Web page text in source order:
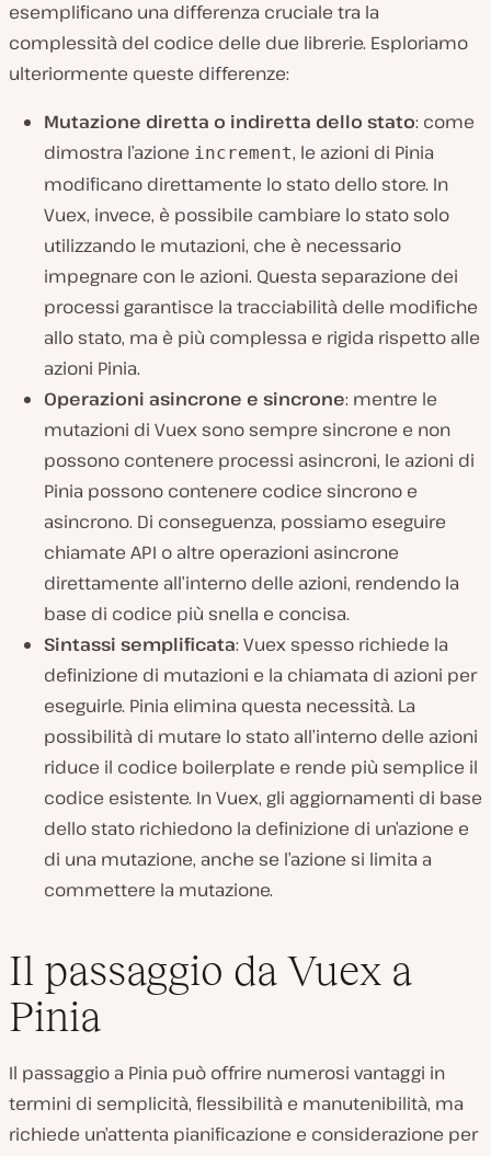
esemplificano una differenza cruciale tra la
complessità del codice delle due librerie. Esploriamo
ulteriormente queste differenze:
Mutazione diretta o indiretta dello stato: come
dimostra l’azione increment, le azioni di Pinia
modificano direttamente lo stato dello store. In
Vuex, invece, è possibile cambiare lo stato solo
utilizzando le mutazioni, che è necessario
impegnare con le azioni. Questa separazione dei
processi garantisce la tracciabilità delle modifiche
allo stato, ma è più complessa e rigida rispetto alle
azioni Pinia.
Operazioni asincrone e sincrone: mentre le
mutazioni di Vuex sono sempre sincrone e non
possono contenere processi asincroni, le azioni di
Pinia possono contenere codice sincrono e
asincrono. Di conseguenza, possiamo eseguire
chiamate API o altre operazioni asincrone
direttamente all’interno delle azioni, rendendo la
base di codice più snella e concisa.
Sintassi semplificata: Vuex spesso richiede la
definizione di mutazioni e la chiamata di azioni per
eseguirle. Pinia elimina questa necessità. La
possibilità di mutare lo stato all’interno delle azioni
riduce il codice boilerplate e rende più semplice il
codice esistente. In Vuex, gli aggiornamenti di base
dello stato richiedono la definizione di un’azione e
di una mutazione, anche se l’azione si limita a
commettere la mutazione.
Il passaggio da Vuex a
Pinia
Il passaggio a Pinia può offrire numerosi vantaggi in
termini di semplicità, flessibilità e manutenibilità, ma
richiede un’attenta pianificazione e considerazione per